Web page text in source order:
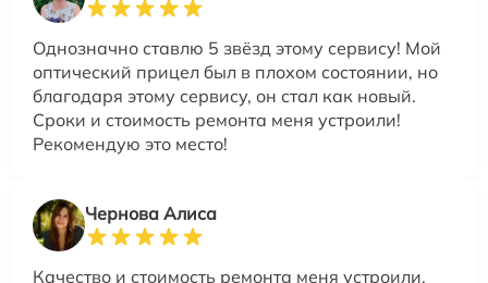
Однозначно ставлю 5 звёзд этому сервису! Мой
оптический прицел был в плохом состоянии, но
благодаря этому сервису, он стал как новый.
Сроки и стоимость ремонта меня устроили!
Рекомендую это место!
Чернова Алиса
Качество и стоимость ремонта меня устроили.